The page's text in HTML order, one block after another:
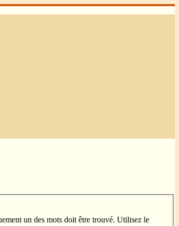
un des mots doit être trouvé. Utilisez le